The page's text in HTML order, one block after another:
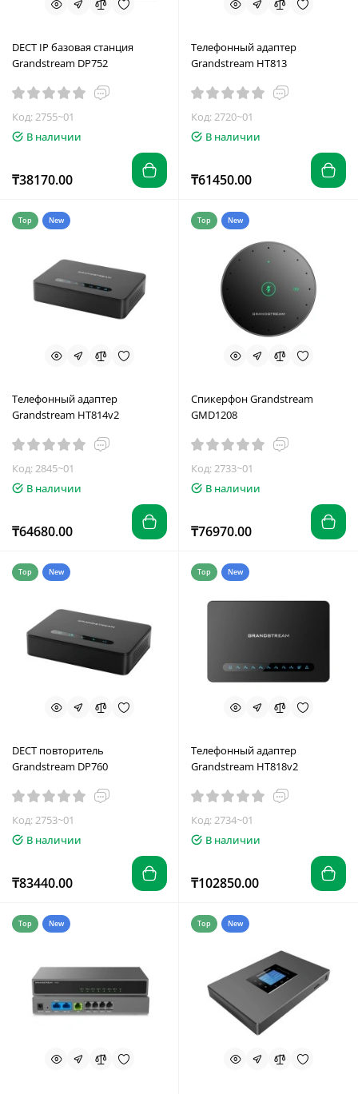
DECT IP базовая станция
Grandstream DP752
Код: 2755~01
В наличии
₸38170.00
Телефонный адаптер
Grandstream HT813
Код: 2720~01
В наличии
₸61450.00
Top New
Телефонный адаптер
Grandstream HT814v2
Код: 2845~01
В наличии
₸64680.00
Top New
Спикерфон Grandstream
GMD1208
Код: 2733~01
В наличии
₸76970.00
Top New
DECT повторитель
Grandstream DP760
Код: 2753~01
В наличии
₸83440.00
Top New
Телефонный адаптер
Grandstream HT818v2
Код: 2734~01
В наличии
₸102850.00
Top New Top New